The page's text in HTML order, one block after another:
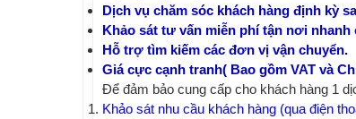
Dịch vụ chăm sóc khách hàng định kỳ
Khảo sát tư vấn miễn phí tận nơi nhanh
Hỗ trợ tìm kiếm các đơn vị vận chuyển.
Giá cực cạnh tranh( Bao gồm VAT và
Để đảm bảo cung cấp cho khách hàng 1
Khảo sát nhu cầu khách hàng (qua điện